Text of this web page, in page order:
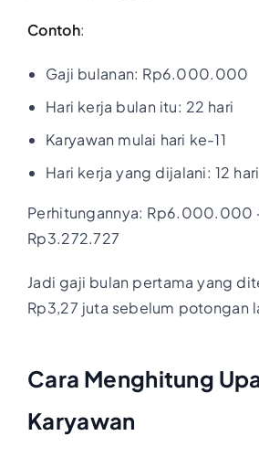
Contoh:
Gaji bulanan: Rp6.000.000
Hari kerja bulan itu: 22 hari
Karyawan mulai hari ke-11
Hari kerja yang dijalani: 12 hari
Perhitungannya: Rp6.000.000
Rp3.272.727
Jadi gaji bulan pertama yang
Rp3,27 juta sebelum potongan
Cara Menghitung
Karyawan